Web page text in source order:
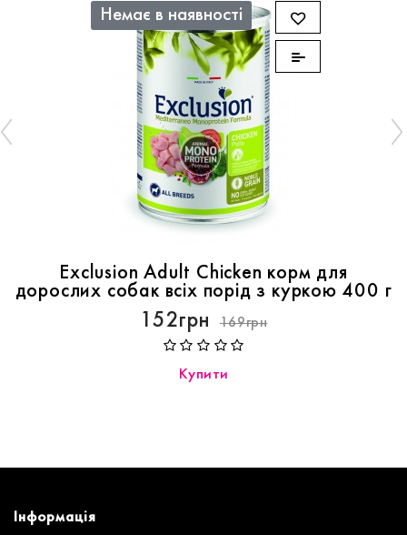
Немає в наявності
Exclusion Adult Chicken корм для
дорослих собак всіх порід з куркою 400 г
152грн 169грн
Купити
Інформація